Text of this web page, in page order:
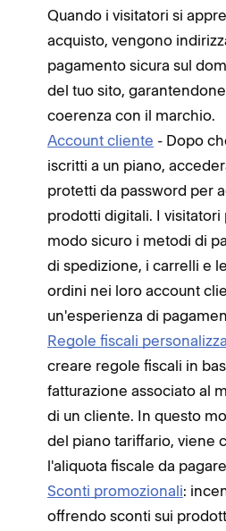
Quando i visitatori si
acquisto, vengono
pagamento sicura sul
del tuo sito,
coerenza con il marchio.
Account cliente - Dopo
iscritti a un piano,
protetti da password per
prodotti digitali. I visitatori
modo sicuro i metodi di
di spedizione, i carrelli e
ordini nei loro account
un'esperienza di
Regole fiscali
creare regole fiscali in
fatturazione associato al
di un cliente. In questo
del piano tariffario, viene
l'aliquota fiscale da
Sconti promozionali:
offrendo sconti sui